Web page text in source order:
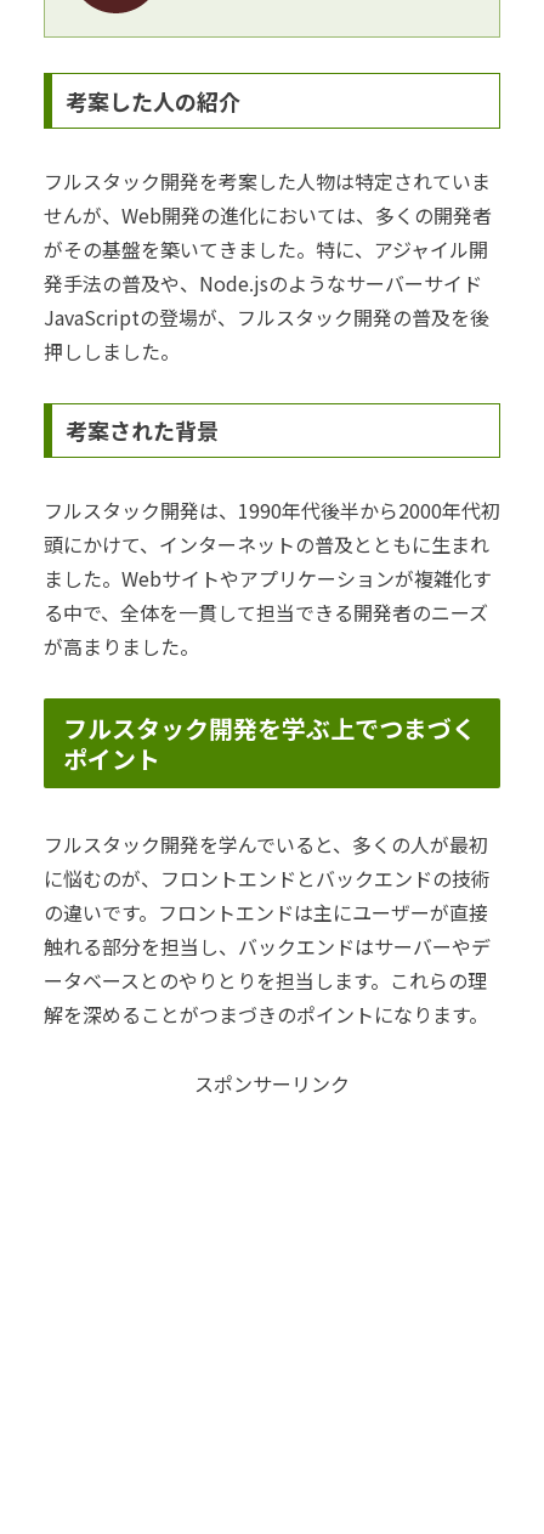
考案した人の紹介
フルスタック開発を考案した人物は特定されていま
せんが、Web開発の進化においては、多くの開発者
がその基盤を築いてきました。特に、アジャイル開
発手法の普及や、Node.jsのようなサーバーサイド
JavaScriptの登場が、フルスタック開発の普及を後
押ししました。
考案された背景
フルスタック開発は、1990年代後半から2000年代初
頭にかけて、インターネットの普及とともに生まれ
ました。Webサイトやアプリケーションが複雑化す
る中で、全体を一貫して担当できる開発者のニーズ
が高まりました。
フルスタック開発を学ぶ上でつまづく
ポイント
フルスタック開発を学んでいると、多くの人が最初
に悩むのが、フロントエンドとバックエンドの技術
の違いです。フロントエンドは主にユーザーが直接
触れる部分を担当し、バックエンドはサーバーやデ
ータベースとのやりとりを担当します。これらの理
解を深めることがつまづきのポイントになります。
スポンサーリンク